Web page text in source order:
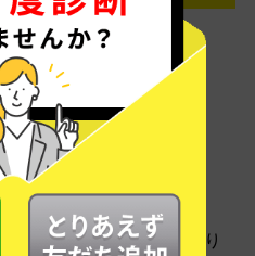
3ステップ
-
申込み・梱包
お申込みしたら、箱に売り